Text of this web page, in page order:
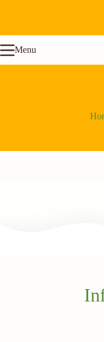
conteúdo
Menu